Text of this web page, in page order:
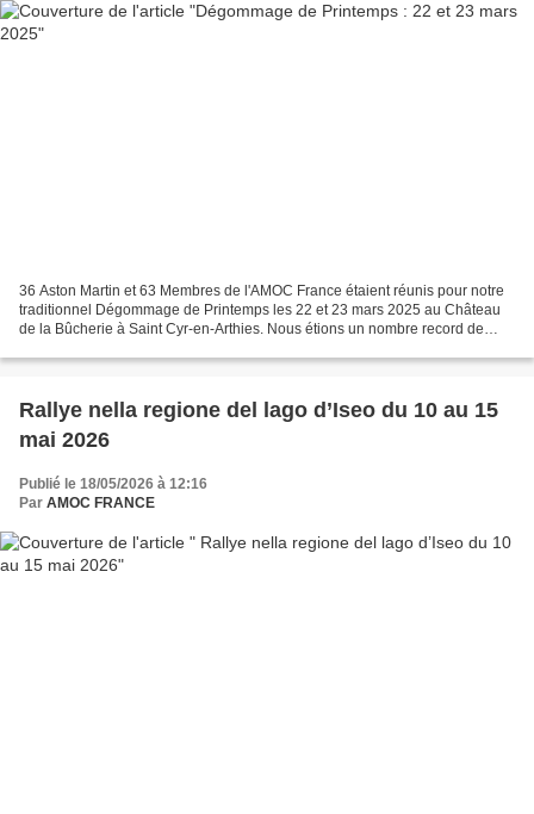
36 Aston Martin et 63 Membres de l'AMOC France étaient réunis pour notre
traditionnel Dégommage de Printemps les 22 et 23 mars 2025 au Château
de la Bûcherie à Saint Cyr-en-Arthies. Nous étions un nombre record de
Rallye nella regione del lago d’Iseo du 10 au 15
mai 2026
Publié le 18/05/2026 à 12:16
Par AMOC FRANCE